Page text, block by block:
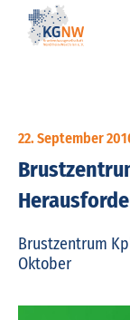
22. September
Brustzentrum
Oktober